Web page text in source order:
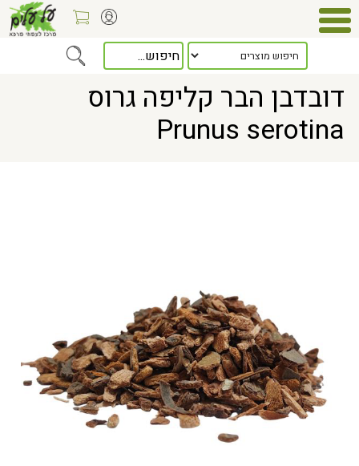
> דובדבן הבר קליפה גרוס Prunus serotina
דובדבן הבר קליפה גרוס
Prunus serotina